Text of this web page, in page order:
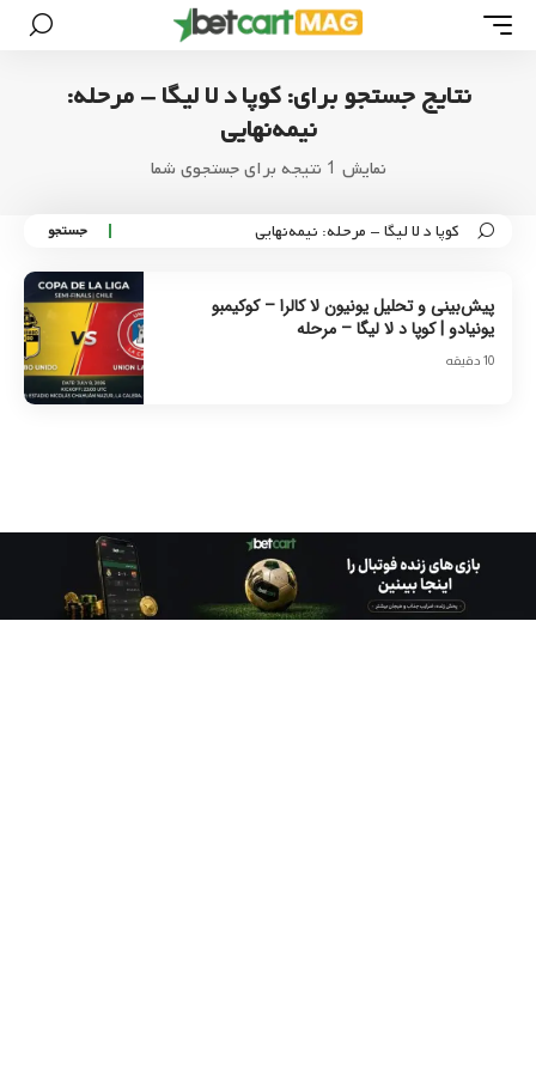
نتایج جستجو برای: کوپا د لا لیگا - مرحله:
نیمه‌نهایی
نمایش 1 نتیجه برای جستجوی شما
پیش‌بینی و تحلیل یونیون لا کالرا – کوکیمبو
یونیادو | کوپا د لا لیگا – مرحله
10 دقیقه